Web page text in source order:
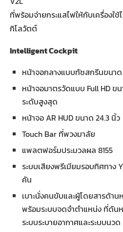
ที่พร้อมจ่ายกระแสไฟให้กับเครื่องใ
กิโลวัตต์
Intelligent Cockpit
หน้าจอกลางแบบทัชสกรีนขนาด
หน้าจอมาตรวัดแบบ Full HD ข
ระดับสูงสุด
หน้าจอ AR HUD ขนาด 24.3 นิ้ว
Touch Bar ที่พวงมาลัย
แพลตฟอร์มประมวลผล 8155
ระบบเสียงพรีเมียมรอบทิศทาง
คัน
เบาะนั่งคนขับและผู้โดยสารด้า
พร้อมระบบจดจำตำแหน่ง ที่ดัน
ระบบระบายอากาศและระบบนวด